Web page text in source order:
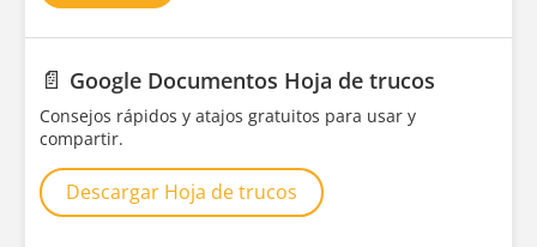
📄 Google Documentos Hoja de trucos
Consejos rápidos y atajos gratuitos para usar y
compartir.
Descargar Hoja de trucos